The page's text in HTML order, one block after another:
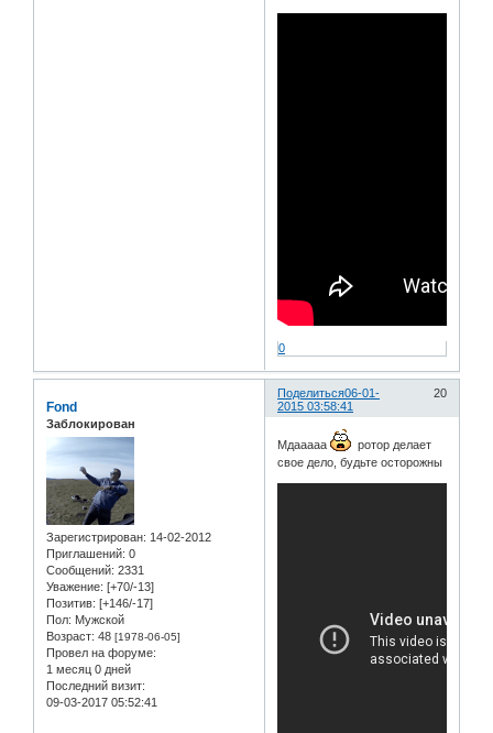
0
Поделиться 20
06-01-
2015 03:58:41
Fond
Заблокирован
Зарегистрирован: 14-02-2012
Приглашений: 0
Сообщений: 2331
Уважение: [+70/-13]
Позитив: [+146/-17]
Пол: Мужской
Возраст: 48 [1978-06-05]
Провел на форуме:
1 месяц 0 дней
Последний визит:
09-03-2017 05:52:41
Мдааааа
ротор делает
свое дело, будьте осторожны